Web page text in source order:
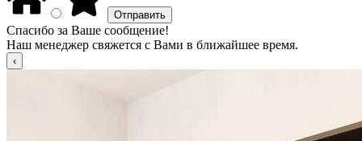
Спасибо за Ваше сообщение!
Наш менеджер свяжется с Вами в ближайшее время.